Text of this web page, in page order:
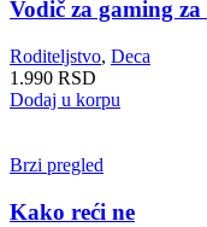
Vodič za gaming
Roditeljstvo, Deca
1.990 RSD
Dodaj u korpu
Brzi pregled
Kako reći ne